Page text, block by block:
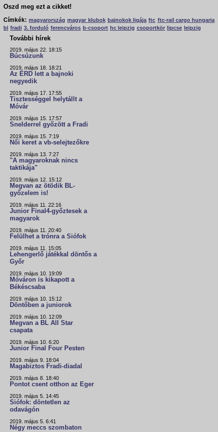
Oszd meg ezt a cikket!
Címkék: magyarország magyar klubok bajnokok ligája ftc ftc-rail cargo hungaria
bl fradi 3. forduló ferencváros b-csoport hc leipzig csoportkör lipcse leipzig
További hírek
2019. május 22. 18:15
Búcsúzunk
2019. május 18. 18:21
Az ÉRD lett a bajnoki
negyedik
2019. május 17. 17:55
Tisztességgel helytállt a
Móvár
2019. május 15. 17:57
Snelderrel győzött a Fradi
2019. május 15. 7:19
Női keret a vb-selejtezőkre
2019. május 13. 7:27
"A magyaroknak nincs
taktikája"
2019. május 12. 15:12
Megvan az ötödik BL-
győzelem is!
2019. május 11. 22:16
Junior Final4-győztesek a
magyarok
2019. május 11. 20:40
Felülhet a trónra a Siófok
2019. május 11. 15:05
Lehengerlő játékkal döntős a
Győr
2019. május 10. 19:09
Móváron is kikapott a
Békéscsaba
2019. május 10. 15:12
Döntőben a juniorok
2019. május 10. 12:09
Megvan a BL All Star
csapata
2019. május 10. 6:20
Junior Final Four Pesten
2019. május 9. 18:04
Magabiztos Fradi-diadal
2019. május 8. 18:40
Pontot csent otthon az Eger
2019. május 5. 14:45
Siófok: döntetlen az
odavágón
2019. május 5. 6:41
Négy meccs szombaton